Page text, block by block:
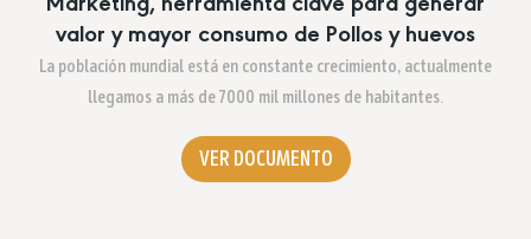
valor y mayor consumo de Pollos y huevos
La población mundial está en constante crecimiento, actualmente
llegamos a más de 7000 mil millones de habitantes.
VER DOCUMENTO